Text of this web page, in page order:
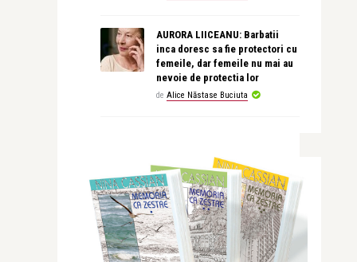
AURORA LIICEANU: Barbatii
inca doresc sa fie protectori cu
femeile, dar femeile nu mai au
nevoie de protectia lor
de Alice Năstase Buciuta